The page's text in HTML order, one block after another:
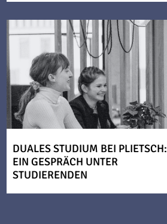
DUALES STUDIUM BEI PLIETSCH:
EIN GESPRÄCH UNTER
STUDIERENDEN